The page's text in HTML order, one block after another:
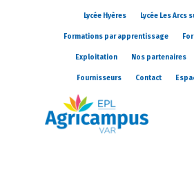
Lycée Hyères Lycée Les Arcs
Formations par apprentissage
Exploitation Nos partenaires
Fournisseurs Contact